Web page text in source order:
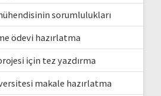
sorumlulukları
ödevi hazırlatma
için tez yazdırma
makale hazırlatma